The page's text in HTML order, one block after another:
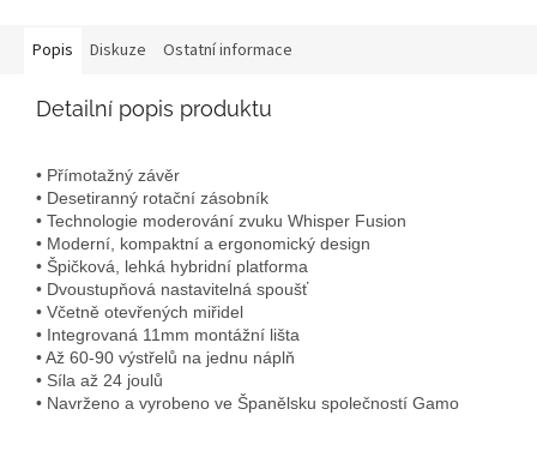
Popis Diskuze Ostatní informace
Detailní popis produktu
• Přímotažný závěr
• Desetiranný rotační zásobník
• Technologie moderování zvuku Whisper Fusion
• Moderní, kompaktní a ergonomický design
• Špičková, lehká hybridní platforma
• Dvoustupňová nastavitelná spoušť
• Včetně otevřených miřidel
• Integrovaná 11mm montážní lišta
• Až 60-90 výstřelů na jednu náplň
• Síla až 24 joulů
• Navrženo a vyrobeno ve Španělsku společností Gamo